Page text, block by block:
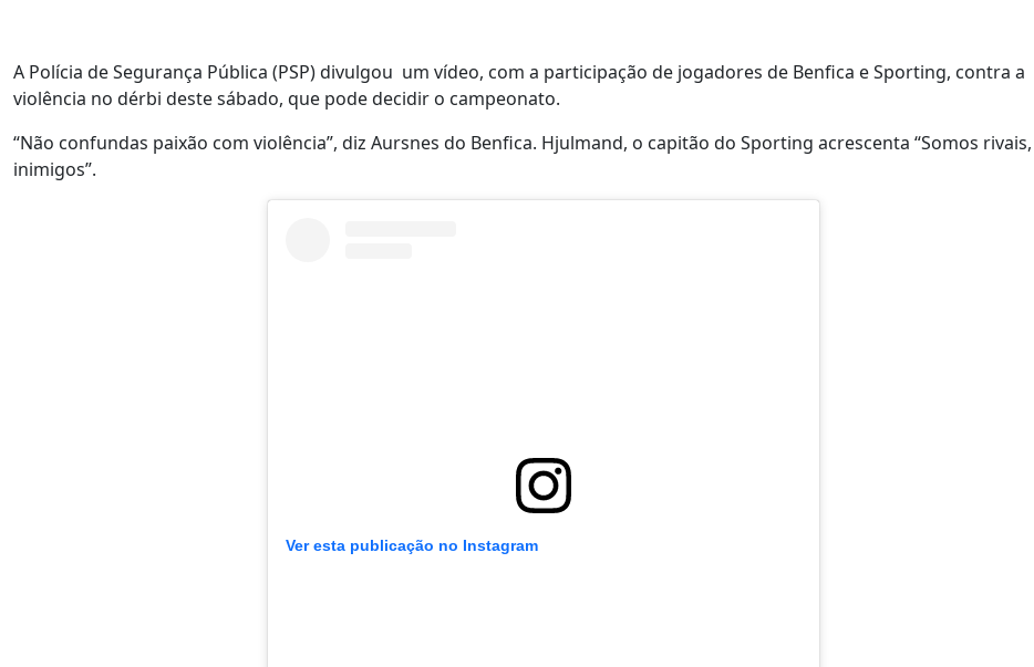
A Polícia de Segurança Pública (PSP) divulgou um vídeo, com a participação de jogadores de Benfica e Sporting, contra a
violência no dérbi deste sábado, que pode decidir o campeonato.
“Não confundas paixão com violência”, diz Aursnes do Benfica. Hjulmand, o capitão do Sporting acrescenta “Somos
inimigos”.
Ver esta publicação no Instagram